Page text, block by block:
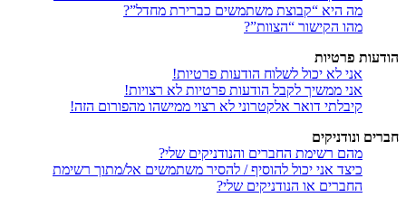
מה היא “קבוצת משתמשים כברירת מחדל”?
מהו הקישור “הצוות”?
הודעות פרטיות
אני לא יכול לשלוח הודעות פרטיות!
אני ממשיך לקבל הודעות פרטיות לא רצויות!
קיבלתי דואר אלקטרוני לא רצוי ממישהו מהפורום הזה!
חברים ונודניקים
מהם רשימת החברים והנודניקים שלי?
כיצד אני יכול להוסיף / להסיר משתמשים אל/מתוך רשימת
החברים או הנודניקים שלי?